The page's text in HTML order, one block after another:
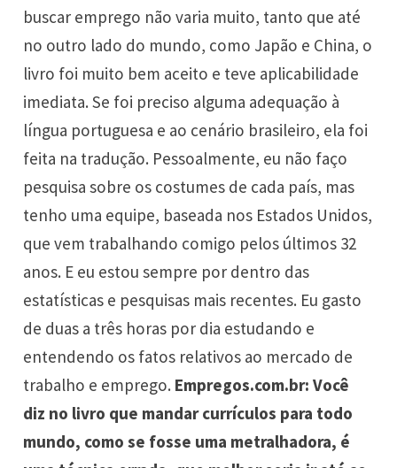
buscar emprego não varia muito, tanto que até
no outro lado do mundo, como Japão e China, o
livro foi muito bem aceito e teve aplicabilidade
imediata. Se foi preciso alguma adequação à
língua portuguesa e ao cenário brasileiro, ela foi
feita na tradução. Pessoalmente, eu não faço
pesquisa sobre os costumes de cada país, mas
tenho uma equipe, baseada nos Estados Unidos,
que vem trabalhando comigo pelos últimos 32
anos. E eu estou sempre por dentro das
estatísticas e pesquisas mais recentes. Eu gasto
de duas a três horas por dia estudando e
entendendo os fatos relativos ao mercado de
trabalho e emprego. Empregos.com.br: Você
diz no livro que mandar currículos para todo
mundo, como se fosse uma metralhadora, é